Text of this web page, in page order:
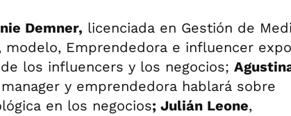
Demner, licenciada en Gestión de
modelo, Emprendedora e influencer
los influencers y los negocios;
y emprendedora hablará sobre
en los negocios; Julián Leone,